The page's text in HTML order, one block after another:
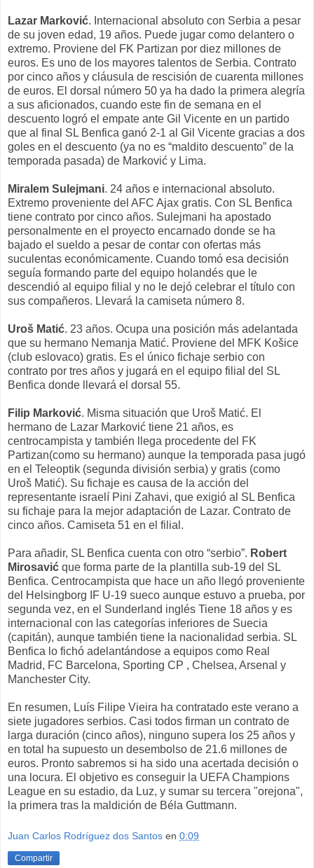
Lazar Marković. Internacional absoluto con Serbia a pesar
de su joven edad, 19 años. Puede jugar como delantero o
extremo. Proviene del FK Partizan por diez millones de
euros. Es uno de los mayores talentos de Serbia. Contrato
por cinco años y cláusula de rescisión de cuarenta millones
de euros. El dorsal número 50 ya ha dado la primera alegría
a sus aficionados, cuando este fin de semana en el
descuento logró el empate ante Gil Vicente en un partido
que al final SL Benfica ganó 2-1 al Gil Vicente gracias a dos
goles en el descuento (ya no es “maldito descuento” de la
temporada pasada) de Marković y Lima.
Miralem Sulejmani. 24 años e internacional absoluto.
Extremo proveniente del AFC Ajax gratis. Con SL Benfica
tiene contrato por cinco años. Sulejmani ha apostado
personalmente en el proyecto encarnado donde se ha
bajado el sueldo a pesar de contar con ofertas más
suculentas económicamente. Cuando tomó esa decisión
seguía formando parte del equipo holandés que le
descendió al equipo filial y no le dejó celebrar el título con
sus compañeros. Llevará la camiseta número 8.
Uroš Matić. 23 años. Ocupa una posición más adelantada
que su hermano Nemanja Matić. Proviene del MFK Košice
(club eslovaco) gratis. Es el único fichaje serbio con
contrato por tres años y jugará en el equipo filial del SL
Benfica donde llevará el dorsal 55.
Filip Marković. Misma situación que Uroš Matić. El
hermano de Lazar Marković tiene 21 años, es
centrocampista y también llega procedente del FK
Partizan(como su hermano) aunque la temporada pasa jugó
en el Teleoptik (segunda división serbia) y gratis (como
Uroš Matić). Su fichaje es causa de la acción del
representante israelí Pini Zahavi, que exigió al SL Benfica
su fichaje para la mejor adaptación de Lazar. Contrato de
cinco años. Camiseta 51 en el filial.
Para añadir, SL Benfica cuenta con otro “serbio”. Robert
Mirosavić que forma parte de la plantilla sub-19 del SL
Benfica. Centrocampista que hace un año llegó proveniente
del Helsingborg IF U-19 sueco aunque estuvo a prueba, por
segunda vez, en el Sunderland inglés Tiene 18 años y es
internacional con las categorías inferiores de Suecia
(capitán), aunque también tiene la nacionalidad serbia. SL
Benfica lo fichó adelantándose a equipos como Real
Madrid, FC Barcelona, Sporting CP , Chelsea, Arsenal y
Manchester City.
En resumen, Luís Filipe Vieira ha contratado este verano a
siete jugadores serbios. Casi todos firman un contrato de
larga duración (cinco años), ninguno supera los 25 años y
en total ha supuesto un desembolso de 21.6 millones de
euros. Pronto sabremos si ha sido una acertada decisión o
una locura. El objetivo es conseguir la UEFA Champions
League en su estadio, da Luz, y sumar su tercera "orejona",
la primera tras la maldición de Béla Guttmann.
Juan Carlos Rodríguez dos Santos en 0:09
Compartir